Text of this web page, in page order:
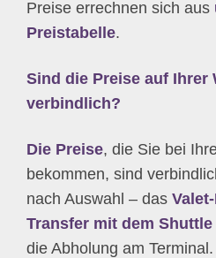
Preise errechnen sich aus
Preistabelle.
Sind die Preise auf Ihrer
verbindlich?
Die Preise, die Sie bei
bekommen, sind
nach Auswahl – das
Transfer mit dem Shuttle
die Abholung am